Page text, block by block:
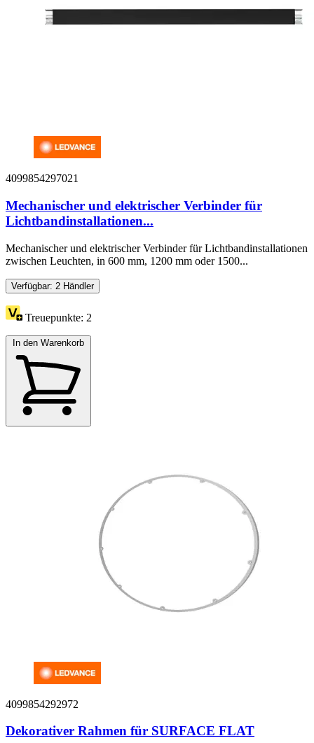
4099854297021
Mechanischer und elektrischer Verbinder für
Lichtbandinstallationen...
Mechanischer und elektrischer Verbinder für Lichtbandinstallationen
zwischen Leuchten, in 600 mm, 1200 mm oder 1500...
Verfügbar: 2 Händler
Treuepunkte: 2
In den Warenkorb
4099854292972
Dekorativer Rahmen für SURFACE FLAT